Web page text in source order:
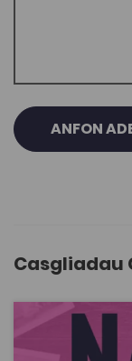
ANFON
Casgliadau
Nabod Stori
Dyddiad